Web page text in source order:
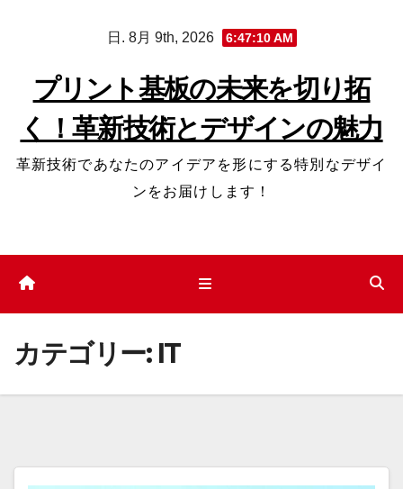
プ
日. 8月 9th, 2026 6:47:12 AM
プリント基板の未来を切り拓
く！革新技術とデザインの魅力
革新技術であなたのアイデアを形にする特別なデザイ
ンをお届けします！
カテゴリー: IT